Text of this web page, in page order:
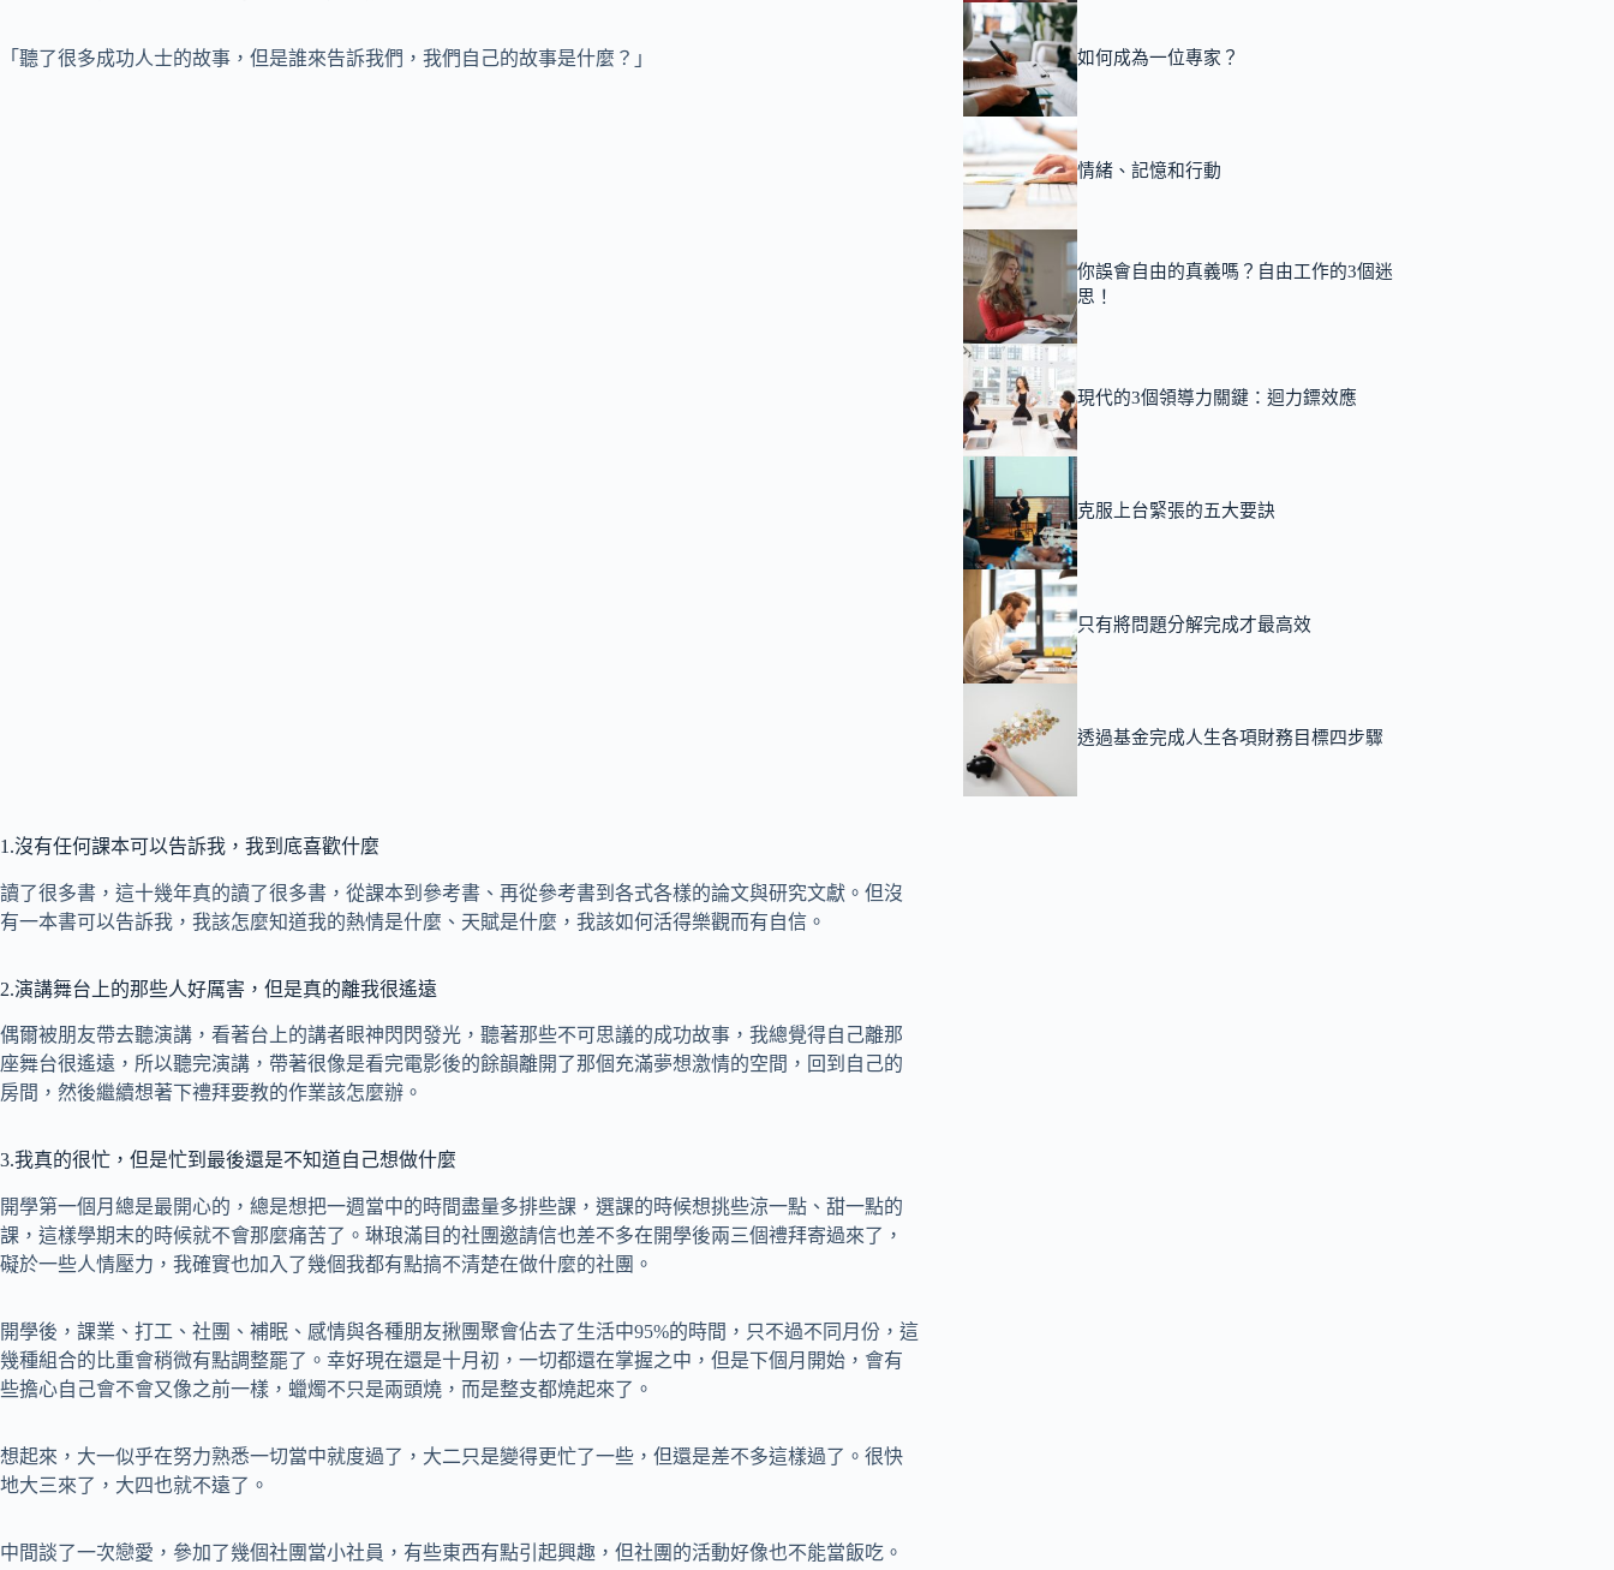
「聽了很多成功人士的故事，但是誰來告訴我們，我們自己的故事是什麼？」
1.沒有任何課本可以告訴我，我到底喜歡什麼
讀了很多書，這十幾年真的讀了很多書，從課本到參考書、再從參考書到各式各樣的論文與研究文獻。但沒
有一本書可以告訴我，我該怎麼知道我的熱情是什麼、天賦是什麼，我該如何活得樂觀而有自信。
2.演講舞台上的那些人好厲害，但是真的離我很遙遠
偶爾被朋友帶去聽演講，看著台上的講者眼神閃閃發光，聽著那些不可思議的成功故事，我總覺得自己離那
座舞台很遙遠，所以聽完演講，帶著很像是看完電影後的餘韻離開了那個充滿夢想激情的空間，回到自己的
房間，然後繼續想著下禮拜要教的作業該怎麼辦。
3.我真的很忙，但是忙到最後還是不知道自己想做什麼
開學第一個月總是最開心的，總是想把一週當中的時間盡量多排些課，選課的時候想挑些涼一點、甜一點的
課，這樣學期末的時候就不會那麼痛苦了。琳琅滿目的社團邀請信也差不多在開學後兩三個禮拜寄過來了，
礙於一些人情壓力，我確實也加入了幾個我都有點搞不清楚在做什麼的社團。
開學後，課業、打工、社團、補眠、感情與各種朋友揪團聚會佔去了生活中95%的時間，只不過不同月份，這
幾種組合的比重會稍微有點調整罷了。幸好現在還是十月初，一切都還在掌握之中，但是下個月開始，會有
些擔心自己會不會又像之前一樣，蠟燭不只是兩頭燒，而是整支都燒起來了。
想起來，大一似乎在努力熟悉一切當中就度過了，大二只是變得更忙了一些，但還是差不多這樣過了。很快
地大三來了，大四也就不遠了。
中間談了一次戀愛，參加了幾個社團當小社員，有些東西有點引起興趣，但社團的活動好像也不能當飯吃。
如何成為一位專家？
情緒、記憶和行動
你誤會自由的真義嗎？自由工作的3個迷
思！
現代的3個領導力關鍵：迴力鏢效應
克服上台緊張的五大要訣
只有將問題分解完成才最高效
透過基金完成人生各項財務目標四步驟